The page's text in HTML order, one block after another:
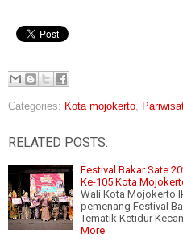
Categories: Kota mojokerto
RELATED POSTS:
Festival Bakar Sate
Ke-105 Kota
Wali Kota Mojokerto
pemenang Festival
Tematik Ketidur
More